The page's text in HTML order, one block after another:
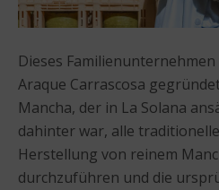
Dieses
Araque Carrascosa
Mancha, der in La Solana
dahinter war, alle
Herstellung von reinem
durchzuführen und die